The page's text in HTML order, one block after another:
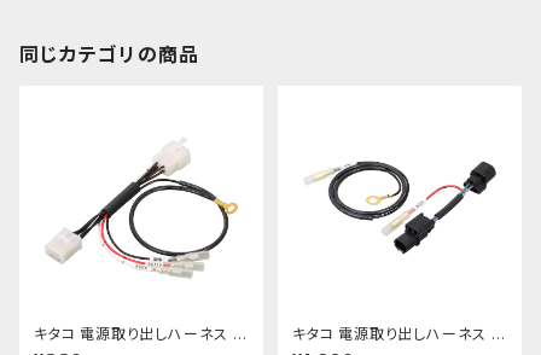
同じカテゴリの商品
キタコ 電源取り出しハーネス ス
キタコ 電源取り出しハーネス レ